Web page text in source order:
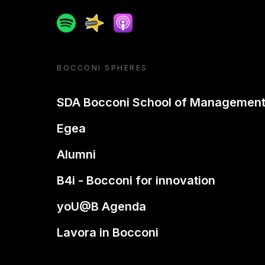
SpotifySpreakerApple podcast
BOCCONI SPHERES
SDA Bocconi School of Management
Egea
Alumni
B4i - Bocconi for innovation
yoU@B Agenda
Lavora in Bocconi